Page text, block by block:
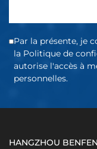
Par la présente, je
la Politique de
autorise l'accès à
personnelles.
HANGZHOU